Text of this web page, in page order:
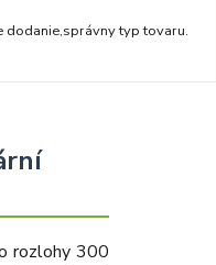
dodanie,správny typ tovaru.
rozlohy 300